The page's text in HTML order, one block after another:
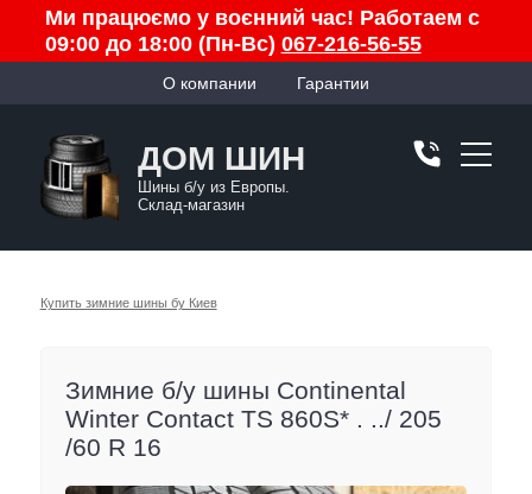
Ми працюємо у воєнний час! Работаем с
09:00 до 18:00 (Пн-Вс) 067-216-56-55
О компании Гарантии
ДОМ ШИН
Шины б/у из Европы.
Склад-магазин
Купить зимние шины бу Киев
Зимние б/у шины Continental
Winter Contact TS 860S* . ../ 205
/60 R 16